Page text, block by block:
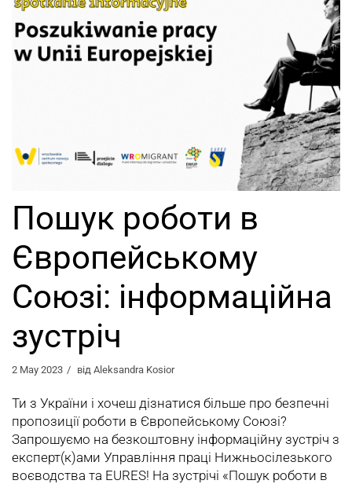
Пошук роботи в
Європейському
Союзі: інформаційна
зустріч
2 May 2023 від Aleksandra Kosior
Ти з України і хочеш дізнатися більше про безпечні
пропозиції роботи в Європейському Союзі?
Запрошуємо на безкоштовну інформаційну зустріч з
експерт(к)ами Управління праці Нижньосілезького
воєводства та EURES! На зустрічі «Пошук роботи в